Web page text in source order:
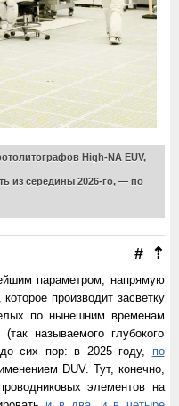
High-NA EUV,
из середины 2026-го, — по
⇡
#
параметром, напрямую
производит засветку
по нынешним временам
называемого глубокого
сих пор: в 2025 году, по
DUV. Тут, конечно,
элементов на